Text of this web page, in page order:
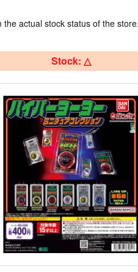
actual stock status of the store.
Stock: △